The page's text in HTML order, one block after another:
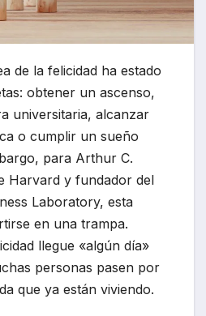
de la felicidad ha estado
obtener un ascenso,
universitaria, alcanzar
o cumplir un sueño
para Arthur C.
Harvard y fundador del
Laboratory, esta
en una trampa.
llegue «algún día»
personas pasen por
que ya están viviendo.